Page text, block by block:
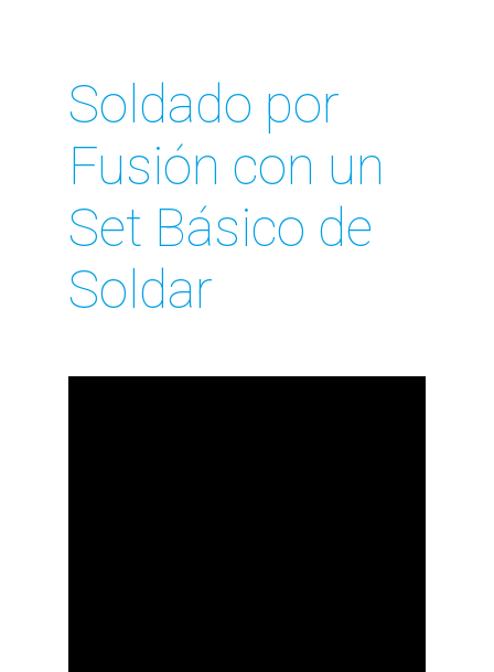
Soldado por
Fusión con un
Set Básico de
Soldar